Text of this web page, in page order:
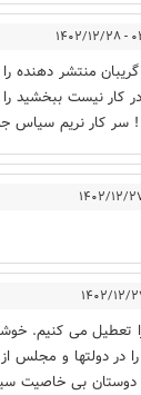
۲۸
منتشر دهنده
کار نیست ببخشید
! سر کار نریم سیاس
تعطیل می کنیم.
در دولتها و
دوستان بی